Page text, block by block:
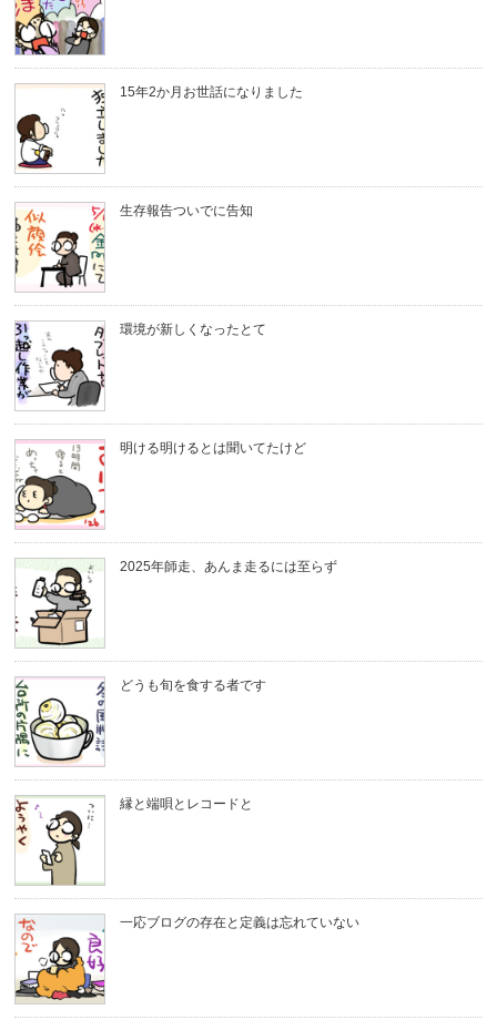
15年2か月お世話になりました
生存報告ついでに告知
環境が新しくなったとて
明ける明けるとは聞いてたけど
2025年師走、あんま走るには至らず
どうも旬を食する者です
縁と端唄とレコードと
一応ブログの存在と定義は忘れていない